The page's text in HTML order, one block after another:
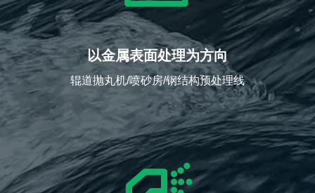
以金属表面处理为方向
辊道抛丸机/喷砂房/钢结构预处理线